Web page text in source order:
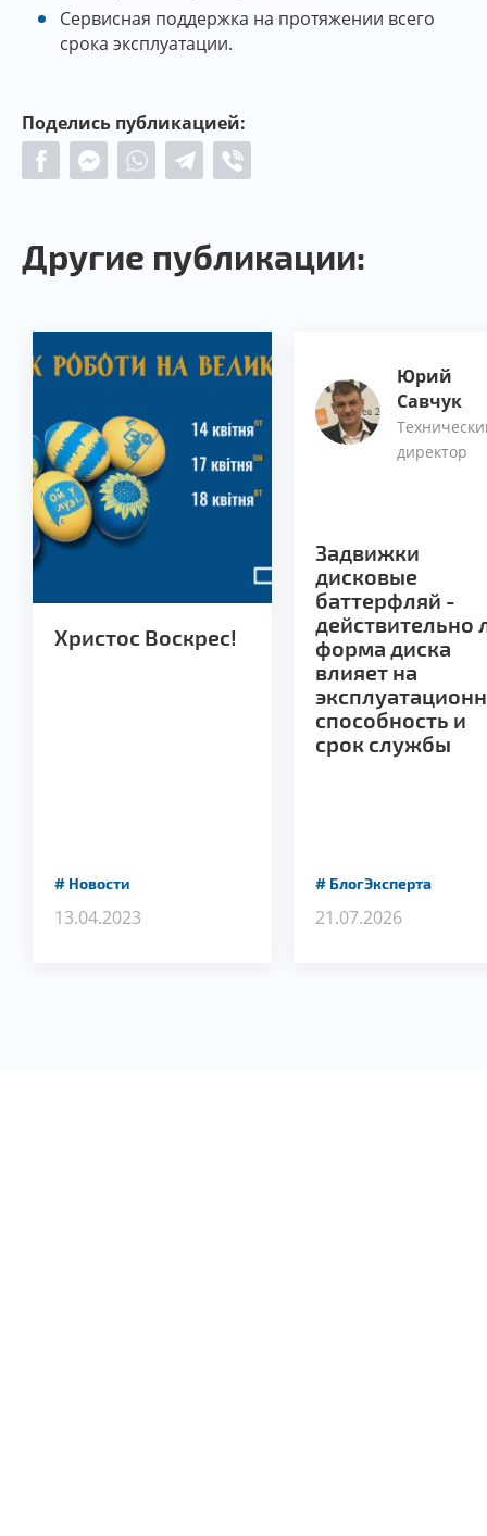
Сервисная поддержка на протяжении всего
срока эксплуатации.
Поделись публикацией:
Другие публикации:
Христос Воскрес!
Новости
13.04.2023
Юрий
Савчук
директор
Задвижки
дисковые
баттерфляй -
действительно
форма диска
влияет на
способность и
срок службы
БлогЭксперта
21.07.2026